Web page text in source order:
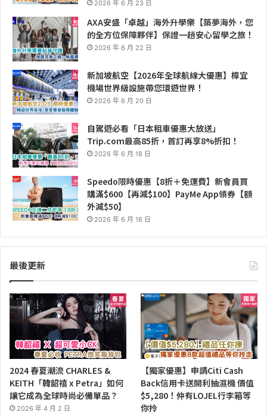
2026 年 6 月 23 日
AXA安盛「卓越」海外升學樂【築夢海外，您
的全方位保障夥伴】保證一趟安心留學之旅！
2026 年 6 月 22 日
新加坡航空【2026年全球航線大優惠】樟宜
機場世界級設施帶您環遊世界！
2026 年 6 月 20 日
自駕遊必看「日本租車優惠大放送」
Trip.com最高85折，首訂再享8%折扣！
2026 年 6 月 18 日
Speedo限時優惠【8折＋免運費】新會員買
購滿$600【再減$100】PayMe App領券【額
外減$50】
2026 年 6 月 16 日
最後更新
2024 春夏潮流 CHARLES &
KEITH「韓韶禧 x Petra」如何
讓它成為全球時尚必備單品？
2026 年 4 月 2 日
【獨家優惠】申請Citi Cash
Back信用卡送開利抽濕機 價值
$5,280！仲有LOJEL行李箱等
你拎